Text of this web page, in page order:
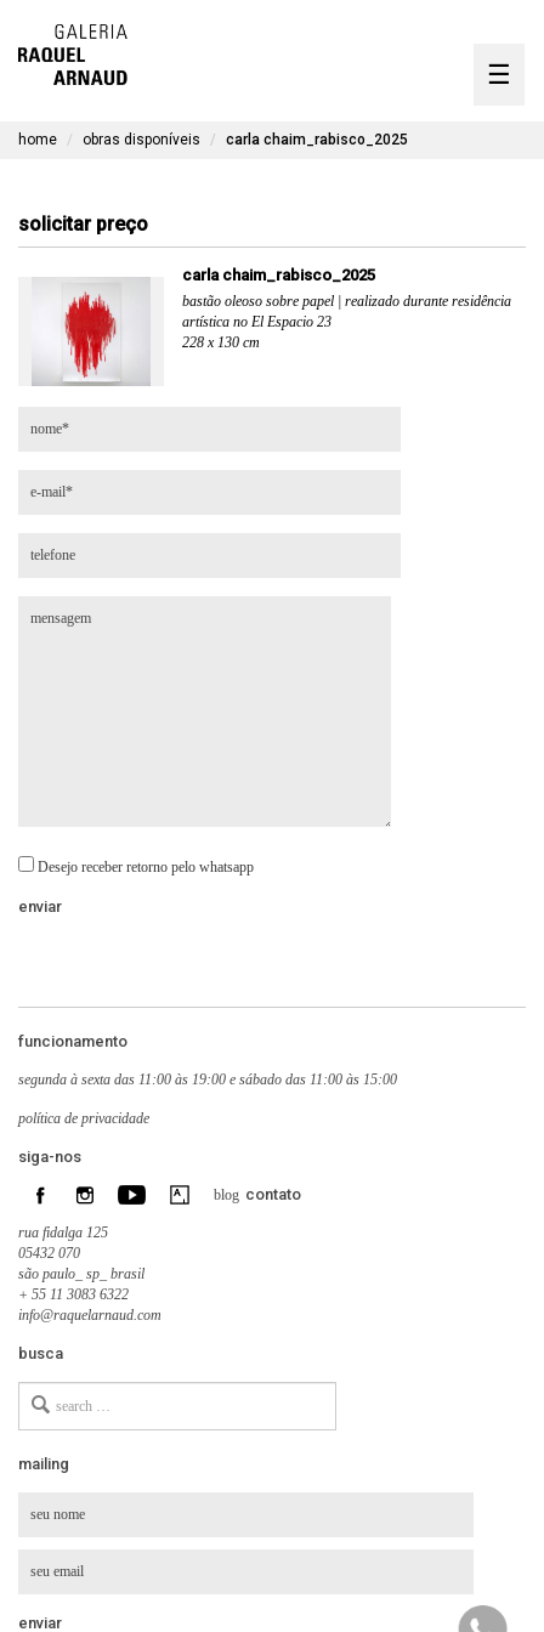
☰
contato
home obras disponíveis carla chaim_rabisco_2025
solicitar preço
carla chaim_rabisco_2025
bastão oleoso sobre papel | realizado durante residência
artística no El Espacio 23
228 x 130 cm
Desejo receber retorno pelo whatsapp
funcionamento
segunda à sexta das 11:00 às 19:00 e sábado das 11:00 às 15:00
política de privacidade
siga-nos
blog contato
rua fidalga 125
05432 070
são paulo_ sp_ brasil
+ 55 11 3083 6322
info@raquelarnaud.com
busca
for
mailing